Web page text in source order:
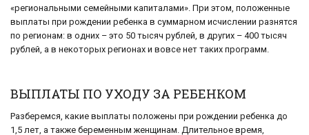
«региональными семейными капиталами». При этом, положенные
выплаты при рождении ребенка в суммарном исчислении разнятся
по регионам: в одних – это 50 тысяч рублей, в других – 400 тысяч
рублей, а в некоторых регионах и вовсе нет таких программ.
ВЫПЛАТЫ ПО УХОДУ ЗА РЕБЕНКОМ
Разберемся, какие выплаты положены при рождении ребенка до
1,5 лет, а также беременным женщинам. Длительное время,